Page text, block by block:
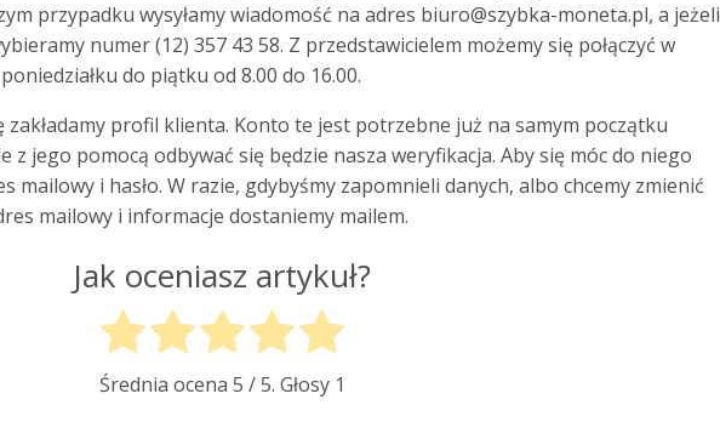
przypadku wysyłamy wiadomość na adres biuro@szybka-moneta.pl, a jeżeli
numer (12) 357 43 58. Z przedstawicielem możemy się połączyć w
do piątku od 8.00 do 16.00.
zakładamy profil klienta. Konto te jest potrzebne już na samym początku
z jego pomocą odbywać się będzie nasza weryfikacja. Aby się móc do niego
mailowy i hasło. W razie, gdybyśmy zapomnieli danych, albo chcemy zmienić
mailowy i informacje dostaniemy mailem.
Jak oceniasz artykuł?
Średnia ocena 5 / 5. Głosy 1